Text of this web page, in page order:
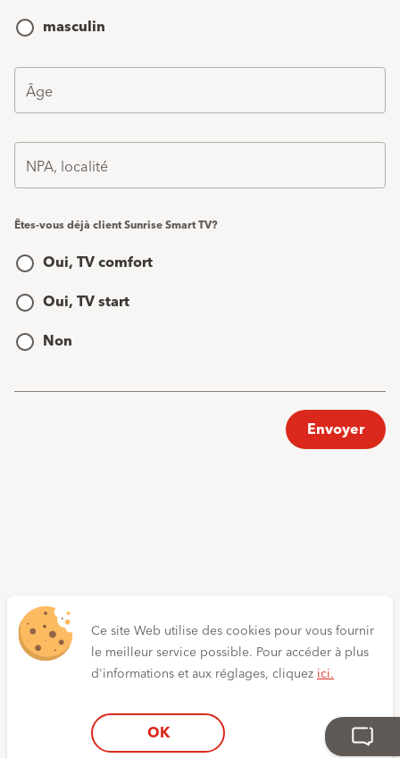
masculin
Âge
NPA, localité
Êtes-vous déjà client Sunrise Smart TV?
Oui, TV comfort
Oui, TV start
Non
Envoyer
Ce site Web utilise des cookies pour vous fournir
le meilleur service possible. Pour accéder à plus
d'informations et aux réglages, cliquez ici.
OK